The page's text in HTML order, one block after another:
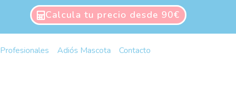
Calcula tu precio desde 90€
Profesionales Adiós Mascota Contacto